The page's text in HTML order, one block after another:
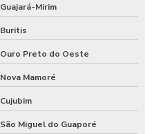
Guajará-Mirim
Buritis
Ouro Preto do Oeste
Nova Mamoré
Cujubim
São Miguel do Guaporé